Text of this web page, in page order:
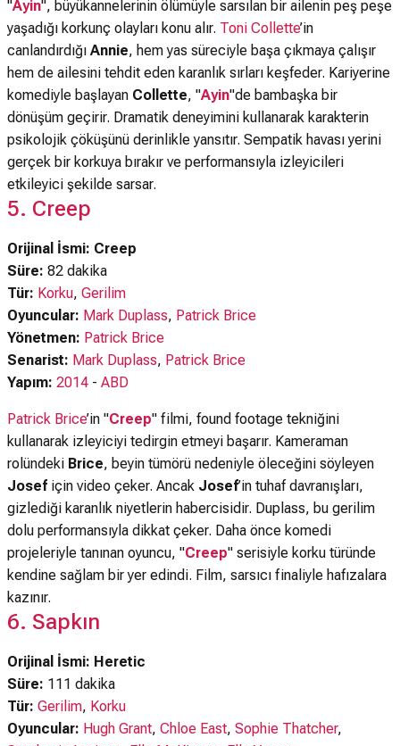
"Ayin", büyükannelerinin ölümüyle sarsılan bir ailenin peş peşe
yaşadığı korkunç olayları konu alır. Toni Collette’in
canlandırdığı Annie, hem yas süreciyle başa çıkmaya çalışır
hem de ailesini tehdit eden karanlık sırları keşfeder. Kariyerine
komediyle başlayan Collette, "Ayin"de bambaşka bir
dönüşüm geçirir. Dramatik deneyimini kullanarak karakterin
psikolojik çöküşünü derinlikle yansıtır. Sempatik havası yerini
gerçek bir korkuya bırakır ve performansıyla izleyicileri
etkileyici şekilde sarsar.
5. Creep
Orijinal İsmi: Creep
Süre: 82 dakika
Tür: Korku, Gerilim
Oyuncular: Mark Duplass, Patrick Brice
Yönetmen: Patrick Brice
Senarist: Mark Duplass, Patrick Brice
Yapım: 2014 - ABD
Patrick Brice’in "Creep" filmi, found footage tekniğini
kullanarak izleyiciyi tedirgin etmeyi başarır. Kameraman
rolündeki Brice, beyin tümörü nedeniyle öleceğini söyleyen
Josef için video çeker. Ancak Josef’in tuhaf davranışları,
gizlediği karanlık niyetlerin habercisidir. Duplass, bu gerilim
dolu performansıyla dikkat çeker. Daha önce komedi
projeleriyle tanınan oyuncu, "Creep" serisiyle korku türünde
kendine sağlam bir yer edindi. Film, sarsıcı finaliyle hafızalara
kazınır.
6. Sapkın
Orijinal İsmi: Heretic
Süre: 111 dakika
Tür: Gerilim, Korku
Oyuncular: Hugh Grant, Chloe East, Sophie Thatcher,